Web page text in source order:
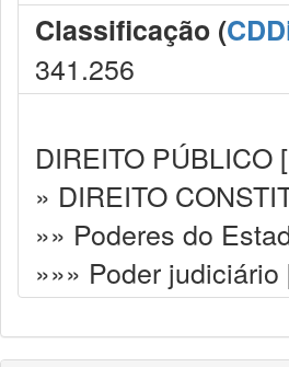
Classificação (
341.256
DIREITO PÚBLICO [
» DIREITO
»» Poderes do
»»» Poder judiciário